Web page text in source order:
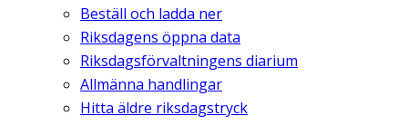
Beställ och ladda ner
Riksdagens öppna data
Riksdagsförvaltningens diarium
Allmänna handlingar
Hitta äldre riksdagstryck